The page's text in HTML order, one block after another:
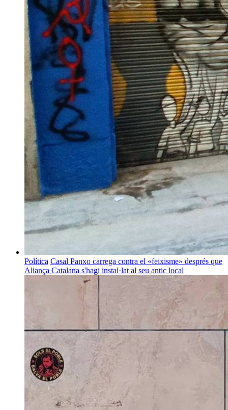
Política Casal Panxo carrega contra el «feixisme» després que
Aliança Catalana s'hagi instal·lat al seu antic local